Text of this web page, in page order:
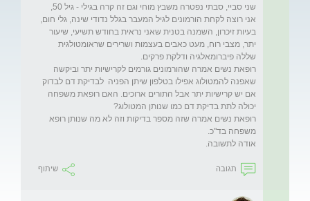
שני סביי, סבתי נפטרה משבץ מוחי וגם זה קרה בגילי - גיל 50,
אני רוצה לקחת הורמונים לגיל המעבר בגלל נדודי שינה, גלי חום,
בעיות זיכרון, השמנה בטנית שאני נראית בחודש תשיעי, שיעור
יתר, מצבי רוח, מעט כאבים בעצמות ושרירים שראומטולגית
רופאת נשים אמרה שהורמונים גורמים לקרישיות יתר וביקשה
שאפנה להמטולוג אפילו בטלפון שיתן הפניה  לבדיקת דם לבדוק
אם יש קרישיות יתר אבל התורים ארוכים. האם רופאת משפחה
רופאת נשים אמרה שזה מספר בדיקות וזה לא מה שנותן רופא
אודה לתשובה.
תגובה שיתוף